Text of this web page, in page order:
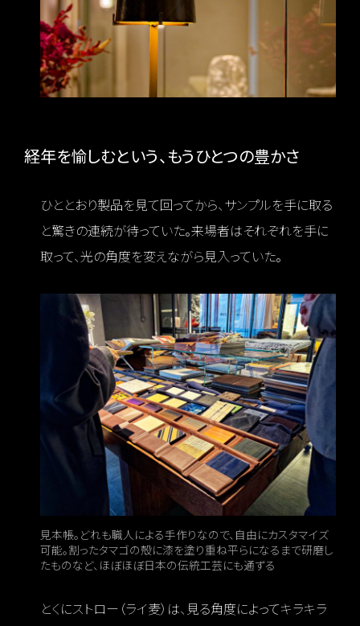
経年を愉しむという、もうひとつの豊かさ
ひととおり製品を見て回ってから、サンプルを手に取る
と驚きの連続が待っていた。来場者はそれぞれを手に
取って、光の角度を変えながら見入っていた。
見本帳。どれも職人による手作りなので、自由にカスタマイズ
可能。割ったタマゴの殻に漆を塗り重ね平らになるまで研磨し
たものなど、ほぼほぼ日本の伝統工芸にも通ずる
とくにストロー（ライ麦）は、見る角度によってキラキラ